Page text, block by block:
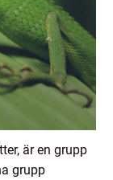
är en grupp
grupp